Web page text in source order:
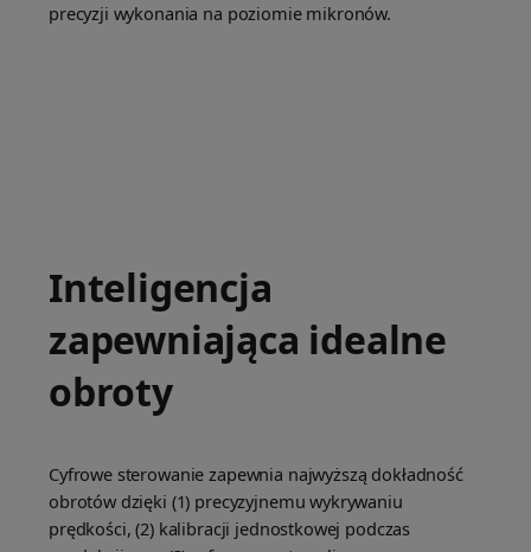
precyzji wykonania na poziomie mikronów.
Inteligencja
zapewniająca idealne
obroty
Cyfrowe sterowanie zapewnia najwyższą dokładność
obrotów dzięki (1) precyzyjnemu wykrywaniu
prędkości, (2) kalibracji jednostkowej podczas